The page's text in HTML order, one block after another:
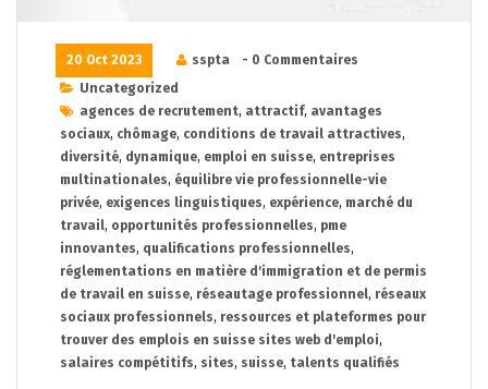
20 Oct 2023 sspta
- 0 Commentaires
Uncategorized
agences de recrutement, attractif, avantages
sociaux, chômage, conditions de travail attractives,
diversité, dynamique, emploi en suisse, entreprises
multinationales, équilibre vie professionnelle-vie
privée, exigences linguistiques, expérience, marché du
travail, opportunités professionnelles, pme
innovantes, qualifications professionnelles,
réglementations en matière d'immigration et de permis
de travail en suisse, réseautage professionnel, réseaux
sociaux professionnels, ressources et plateformes pour
trouver des emplois en suisse sites web d'emploi,
salaires compétitifs, sites, suisse, talents qualifiés